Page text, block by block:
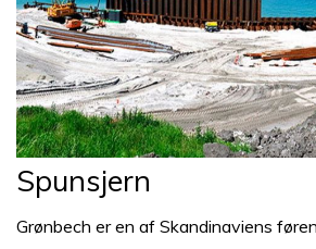
Spunsjern
Grønbech er en af Skandinaviens